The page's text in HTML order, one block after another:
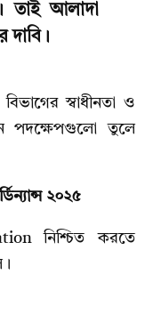
তাই আলাদা
দাবি।
স্বাধীনতা ও
পদক্ষেপগুলো তুলে
২০২৫
নিশ্চিত করতে